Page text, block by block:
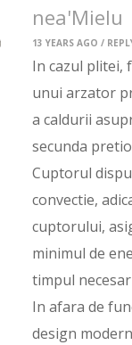
nea'Mielu
13 YEARS AGO /
In cazul plitei,
unui arzator
a caldurii
secunda
Cuptorul
convectie,
cuptorului,
minimul de
timpul
In afara de
design